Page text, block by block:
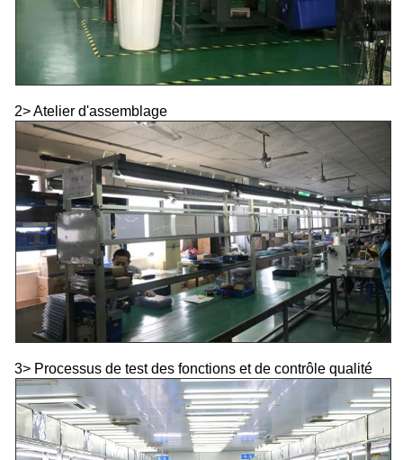
2> Atelier d'assemblage
3> Processus de test des fonctions et de contrôle qualité